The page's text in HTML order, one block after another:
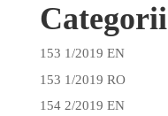
Categorii
153 1/2019 EN
153 1/2019 RO
154 2/2019 EN